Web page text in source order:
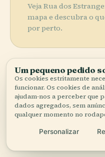
Veja Rua dos
mapa e descubra o
por perto.
More in
106 lugares para
combinar.
Museu das Três
Chaotianmen
Um pequeno pedido
Os cookies estritamente
funcionar. Os cookies de
ajudam-nos a perceber que
dados agregados, sem
qualquer momento no
Personalizar